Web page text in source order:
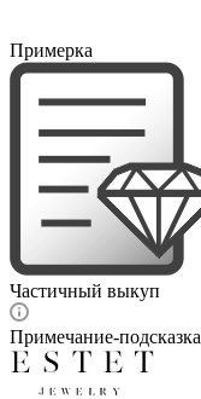
Примерка
Частичный выкуп
Примечание-подсказка